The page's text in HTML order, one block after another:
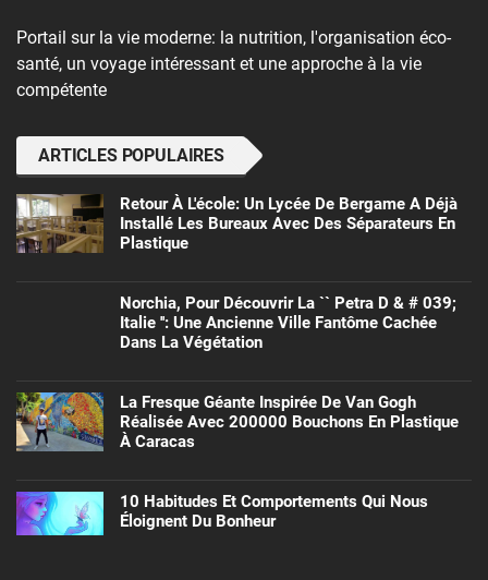
Portail sur la vie moderne: la nutrition, l'organisation éco-
santé, un voyage intéressant et une approche à la vie
compétente
ARTICLES POPULAIRES
Retour À L'école: Un Lycée De Bergame A Déjà
Installé Les Bureaux Avec Des Séparateurs En
Plastique
Norchia, Pour Découvrir La `` Petra D & # 039;
Italie '': Une Ancienne Ville Fantôme Cachée
Dans La Végétation
La Fresque Géante Inspirée De Van Gogh
Réalisée Avec 200000 Bouchons En Plastique
À Caracas
10 Habitudes Et Comportements Qui Nous
Éloignent Du Bonheur